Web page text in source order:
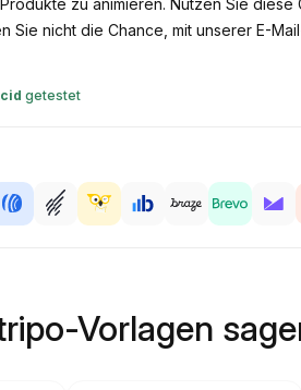
zu animieren. Nutzen Sie
Sie nicht die Chance, mit unserer E-
getestet
Vorlagen